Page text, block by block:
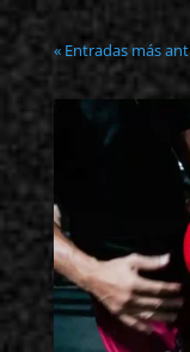
« Entradas más